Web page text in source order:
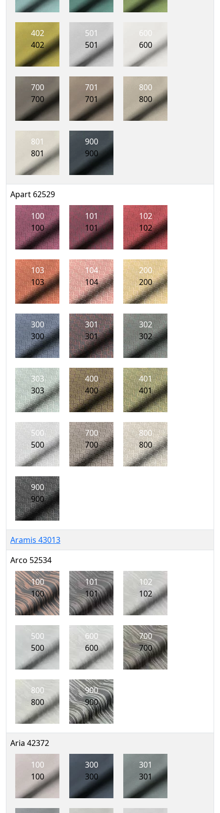
402
402
501
501
600
600
700
700
701
701
800
800
801
801
900
900
Apart 62529
100
100
101
101
102
102
103
103
104
104
200
200
300
300
301
301
302
302
303
303
400
400
401
401
500
500
700
700
800
800
900
900
Aramis 43013
Arco 52534
100
100
101
101
102
102
500
500
600
600
700
700
800
800
900
900
Aria 42372
100
100
300
300
301
301